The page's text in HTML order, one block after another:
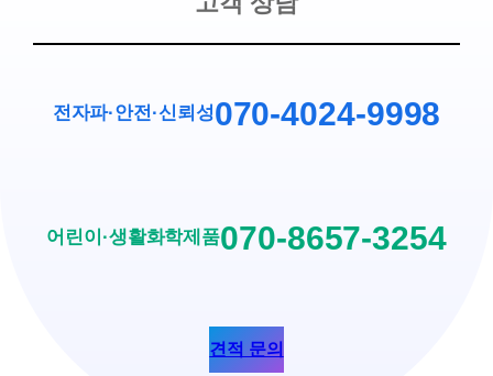
전자파·안전·신뢰성070-4024-9998
어린이·생활화학제품070-8657-3254
견적 문의